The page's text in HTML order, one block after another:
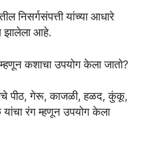
निसर्गसंपत्ती यांच्या आधारे
झालेला आहे.
कशाचा उपयोग केला जातो?
पीठ, गेरू, काजळी, हळद, कुंकू,
रंग म्हणून उपयोग केला